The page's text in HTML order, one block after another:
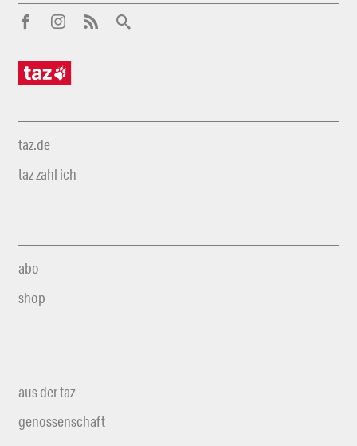
taz.de
taz zahl ich
abo
shop
aus der taz
genossenschaft